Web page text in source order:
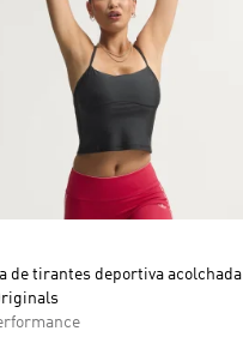
de tirantes deportiva acolchada